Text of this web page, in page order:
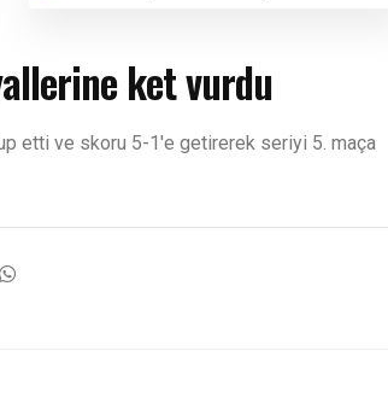
ket vurdu
etti ve skoru 5-1'e getirerek seriyi 5. maça